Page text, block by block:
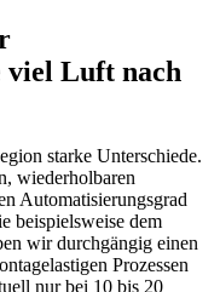
viel Luft nach
starke Unterschiede.
wiederholbaren
Automatisierungsgrad
beispielsweise dem
wir durchgängig einen
Prozessen
nur bei 10 bis 20